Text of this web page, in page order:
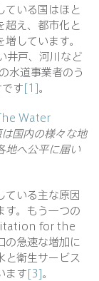
ている国はほと
超え、都市化と
しています。
井戸、河川など
水道事業者のう
す[1]。
Water
は国内の様々な地
地へ公平に届い
ている主な原因
す。もう一つの
for the
の急速な増加に
と衛生サービス
ます[3]。